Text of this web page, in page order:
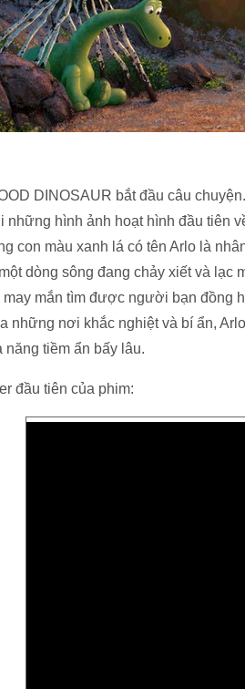
DINOSAUR bắt đầu câu
những hình ảnh hoạt hình đầu tiên
con màu xanh lá có tên Arlo là
dòng sông đang chảy xiết và lạc
may mắn tìm được người bạn đồng
những nơi khắc nghiệt và bí ẩn,
năng tiềm ẩn bấy lâu.
đầu tiên của phim: